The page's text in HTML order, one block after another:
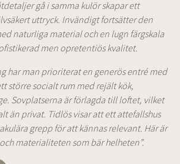
gå i samma kulör skapar ett
uttryck. Invändigt fortsätter den
naturliga material och en lugn färgskala
men opretentiös kvalitet.
har man prioriterat en generös entré med
större socialt rum med rejält kök,
Sovplatserna är förlagda till loftet, vilket
än privat. Tidlös visar att ett attefallshus
grepp för att kännas relevant. Här är
materialiteten som bär helheten”.